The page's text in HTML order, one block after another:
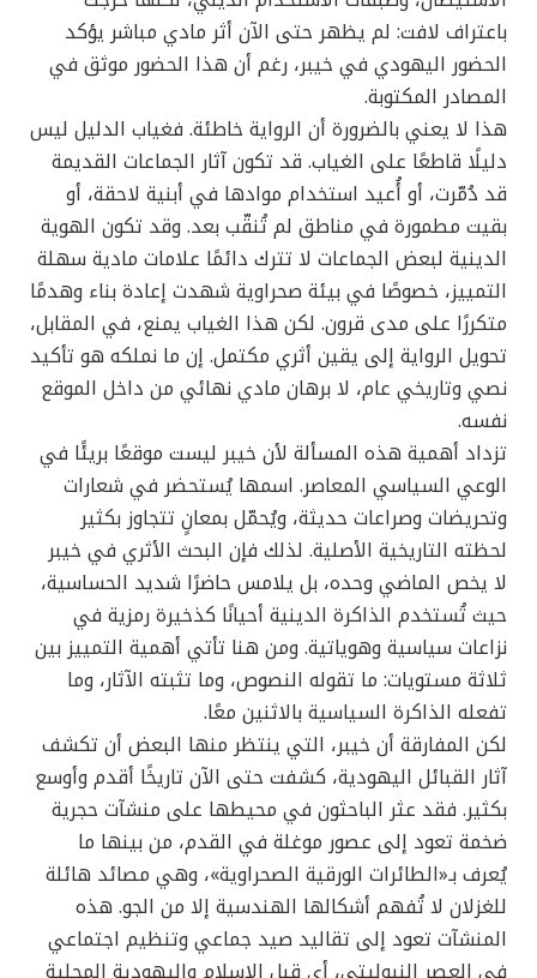
باعتراف لافت: لم يظهر حتى الآن أثر مادي مباشر يؤكد
الحضور اليهودي في خيبر، رغم أن هذا الحضور موثق في
المصادر المكتوبة.
هذا لا يعني بالضرورة أن الرواية خاطئة. فغياب الدليل ليس
دليلًا قاطعًا على الغياب. قد تكون آثار الجماعات القديمة
قد دُمّرت، أو أُعيد استخدام موادها في أبنية لاحقة، أو
بقيت مطمورة في مناطق لم تُنقّب بعد. وقد تكون الهوية
الدينية لبعض الجماعات لا تترك دائمًا علامات مادية سهلة
التمييز، خصوصًا في بيئة صحراوية شهدت إعادة بناء وهدمًا
متكررًا على مدى قرون. لكن هذا الغياب يمنع، في المقابل،
تحويل الرواية إلى يقين أثري مكتمل. إن ما نملكه هو تأكيد
نصي وتاريخي عام، لا برهان مادي نهائي من داخل الموقع
نفسه.
تزداد أهمية هذه المسألة لأن خيبر ليست موقعًا بريئًا في
الوعي السياسي المعاصر. اسمها يُستحضر في شعارات
وتحريضات وصراعات حديثة، ويُحمّل بمعانٍ تتجاوز بكثير
لحظته التاريخية الأصلية. لذلك فإن البحث الأثري في خيبر
لا يخص الماضي وحده، بل يلامس حاضرًا شديد الحساسية،
حيث تُستخدم الذاكرة الدينية أحيانًا كذخيرة رمزية في
نزاعات سياسية وهوياتية. ومن هنا تأتي أهمية التمييز بين
ثلاثة مستويات: ما تقوله النصوص، وما تثبته الآثار، وما
تفعله الذاكرة السياسية بالاثنين معًا.
لكن المفارقة أن خيبر، التي ينتظر منها البعض أن تكشف
آثار القبائل اليهودية، كشفت حتى الآن تاريخًا أقدم وأوسع
بكثير. فقد عثر الباحثون في محيطها على منشآت حجرية
ضخمة تعود إلى عصور موغلة في القدم، من بينها ما
يُعرف بـ«الطائرات الورقية الصحراوية»، وهي مصائد هائلة
للغزلان لا تُفهم أشكالها الهندسية إلا من الجو. هذه
المنشآت تعود إلى تقاليد صيد جماعي وتنظيم اجتماعي